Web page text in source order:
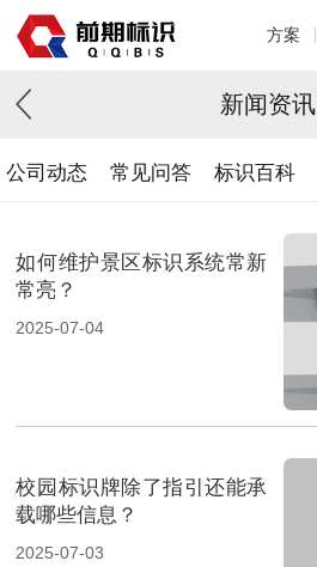
方案
新闻资讯
公司动态 常见问答 标识百科
如何维护景区标识系统常新
常亮？
2025-07-04
校园标识牌除了指引还能承
载哪些信息？
2025-07-03